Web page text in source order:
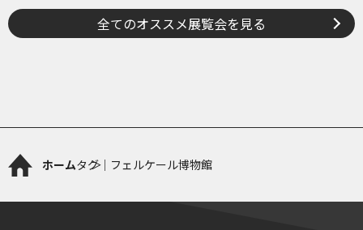
全てのオススメ展覧会を見る
ホームタグ｜フェルケール博物館